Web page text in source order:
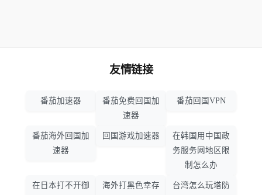
友情链接
番茄加速器
番茄免费回国加
速器
番茄回国VPN
番茄海外回国加
速器
回国游戏加速器
在韩国用中国政
务服务网地区限
制怎么办
在日本打不开御
海外打黑色幸存
台湾怎么玩塔防